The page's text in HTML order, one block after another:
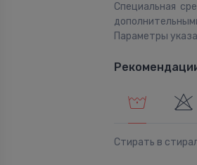
Специальная
Параметры
Стирать в